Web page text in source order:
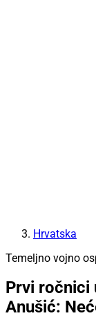
Hrvatska
Temeljno vojno
Prvi ročnici
Anušić: